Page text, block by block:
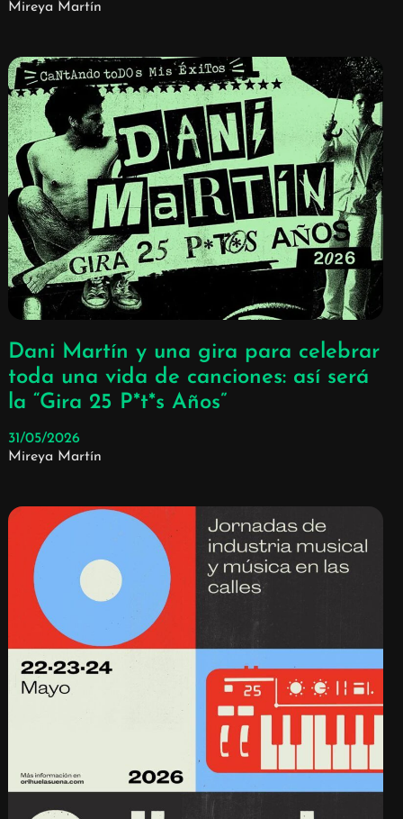
Mireya Martín
Dani Martín y una gira para celebrar
toda una vida de canciones: así será
la “Gira 25 P*t*s Años”
31/05/2026
Mireya Martín